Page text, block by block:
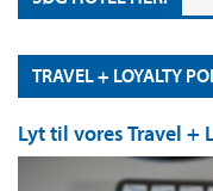
TRAVEL + LOYALTY
Lyt til vores Travel +